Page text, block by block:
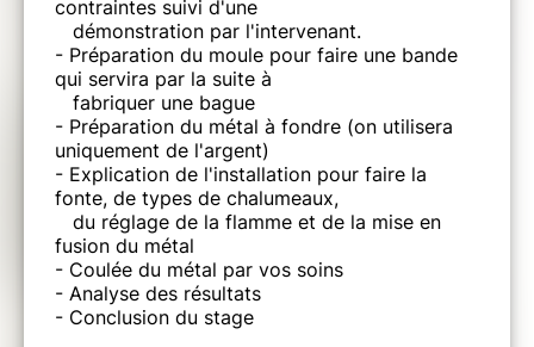
contraintes suivi d'une
démonstration par l'intervenant.
- Préparation du moule pour faire une bande
qui servira par la suite à
fabriquer une bague
- Préparation du métal à fondre (on utilisera
uniquement de l'argent)
- Explication de l'installation pour faire la
fonte, de types de chalumeaux,
du réglage de la flamme et de la mise en
fusion du métal
- Coulée du métal par vos soins
- Analyse des résultats
- Conclusion du stage